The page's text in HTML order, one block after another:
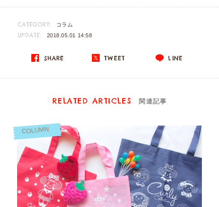
CATEGORY: コラム
UPDATE: 2018.05.01 14:58
SHARE TWEET LINE
RELATED ARTICLES 関連記事
COLUMN